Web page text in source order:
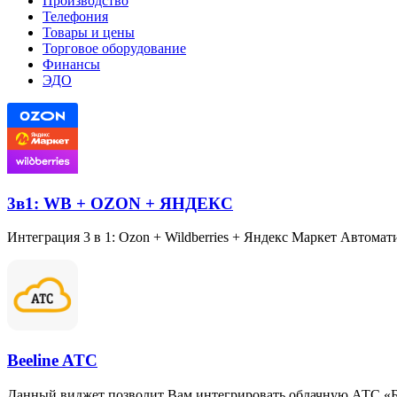
Телефония
Товары и цены
Торговое оборудование
Финансы
ЭДО
3в1: WB + OZON + ЯНДЕКС
Интеграция 3 в 1: Ozon + Wildberries + Яндекс Маркет
Beeline ATC